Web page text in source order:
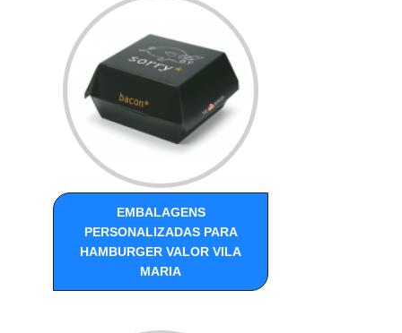
EMBALAGENS
PERSONALIZADAS PARA
HAMBURGER VALOR VILA
MARIA